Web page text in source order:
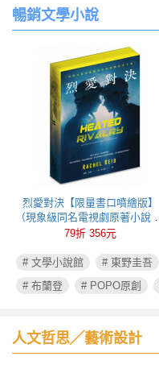
暢銷文學小說
烈愛對決【限量書口噴繪版】
（現象級同名電視劇原著小說 全
球冰球羅曼史狂潮代表作）
79折 356元
# 文學小說館 # 東野圭吾
# 布蘭登
# POPO原創
人文哲思╱藝術設計